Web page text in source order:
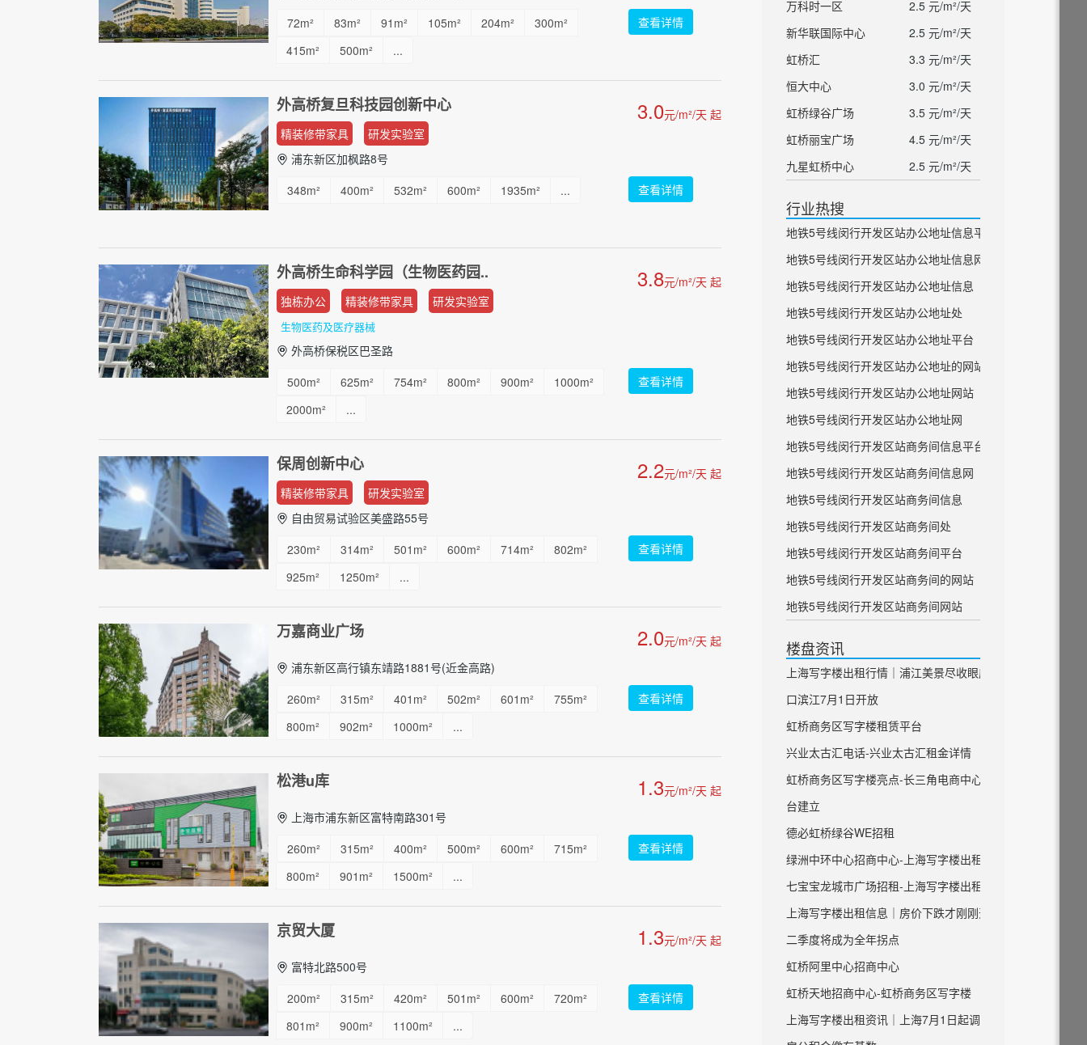
72m²
83m² 91m² 105m² 204m²
300m²
415m²
500m² ...
查看详情
外高桥复旦科技园创新中心 3.0元/m²/天 起
精装修带家具
研发实验室
浦东新区加枫路8号
348m²
400m² 532m² 600m² 1935m² ... 查看详情
外高桥生命科学园（生物医药园.. 3.8元/m²/天 起
独栋办公
精装修带家具 研发实验室
生物医药及医疗器械
外高桥保税区巴圣路
500m²
625m² 754m² 800m² 900m²
1000m²
2000m²
...
查看详情
保周创新中心 2.2元/m²/天 起
精装修带家具
研发实验室
自由贸易试验区美盛路55号
230m²
314m² 501m² 600m² 714m²
802m²
925m²
1250m² ...
查看详情
万嘉商业广场 2.0元/m²/天 起
浦东新区高行镇东靖路1881号(近金高路)
260m²
315m² 401m² 502m² 601m²
755m²
800m²
902m² 1000m² ...
查看详情
松港u库 1.3元/m²/天 起
上海市浦东新区富特南路301号
260m²
315m² 400m² 500m² 600m²
715m²
800m²
901m² 1500m² ...
查看详情
京贸大厦 1.3元/m²/天 起
富特北路500号
200m²
315m² 420m² 501m² 600m²
720m²
801m²
900m² 1100m² ...
查看详情
万科时一区
2.5 元/m²/天
新华联国际中心
2.5 元/m²/天
虹桥汇
3.3 元/m²/天
恒大中心
3.0 元/m²/天
虹桥绿谷广场
3.5 元/m²/天
虹桥丽宝广场
4.5 元/m²/天
九星虹桥中心
2.5 元/m²/天
行业热搜
地铁5号线闵行开发区站办公地址信息平台
地铁5号线闵行开发区站办公地址信息网
地铁5号线闵行开发区站办公地址信息
地铁5号线闵行开发区站办公地址处
地铁5号线闵行开发区站办公地址平台
地铁5号线闵行开发区站办公地址的网站
地铁5号线闵行开发区站办公地址网站
地铁5号线闵行开发区站办公地址网
地铁5号线闵行开发区站商务间信息平台
地铁5号线闵行开发区站商务间信息网
地铁5号线闵行开发区站商务间信息
地铁5号线闵行开发区站商务间处
地铁5号线闵行开发区站商务间平台
地铁5号线闵行开发区站商务间的网站
地铁5号线闵行开发区站商务间网站
楼盘资讯
上海写字楼出租行情｜浦江美景尽收眼底 虹
口滨江7月1日开放
虹桥商务区写字楼租赁平台
兴业太古汇电话-兴业太古汇租金详情
虹桥商务区写字楼亮点-长三角电商中心平
台建立
德必虹桥绿谷WE招租
绿洲中环中心招商中心-上海写字楼出租
七宝宝龙城市广场招租-上海写字楼出租
上海写字楼出租信息｜房价下跌才刚刚开始
二季度将成为全年拐点
虹桥阿里中心招商中心
虹桥天地招商中心-虹桥商务区写字楼
上海写字楼出租资讯｜上海7月1日起调整住